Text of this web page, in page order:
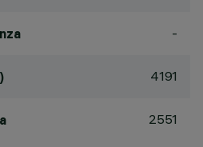
-
4191
2551